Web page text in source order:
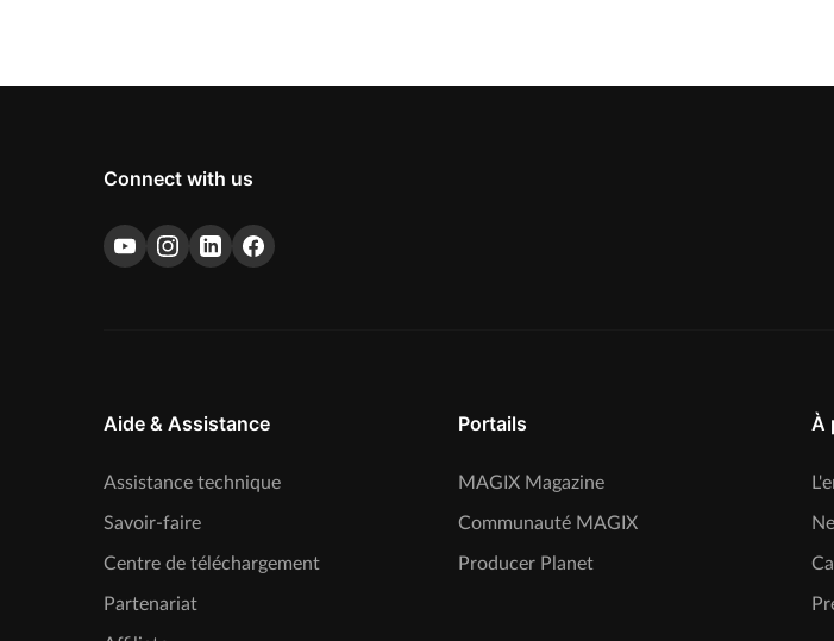
Connect with us
Aide & Assistance
Assistance technique
Savoir-faire
Centre de téléchargement
Partenariat
Portails
MAGIX Magazine
Communauté MAGIX
Producer Planet
À